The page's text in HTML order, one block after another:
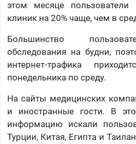
этом месяце
клиник на 20% чаще, чем в
Большинство
обследования на будни,
интернет-трафика
понедельника по среду.
На сайты медицинских
и иностранные гости. В
информацию искали
Турции, Китая, Египта и